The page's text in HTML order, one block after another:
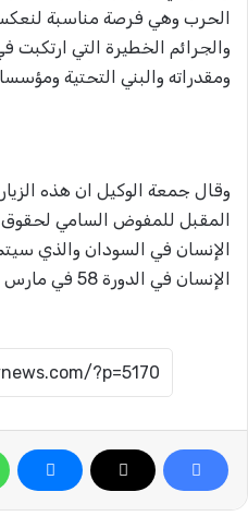
الحرب وهي فرصة مناسبة
والجرائم الخطيرة التي
ومقدراته والبني التحتية
وقال جمعة الوكيل ان هذه
المقبل للمفوض السامي
الإنسان في السودان والذي
الإنسان في الدورة 58 في مارس